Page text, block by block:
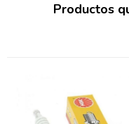
Productos